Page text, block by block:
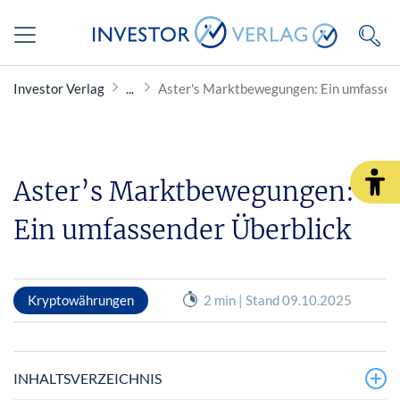
Investor Verlag Aster's Marktbewegungen: Ein
Aster’s Marktbewegungen:
Ein umfassender Überblick
Kryptowährungen 2 min | Stand 09.10.2025
INHALTSVERZEICHNIS